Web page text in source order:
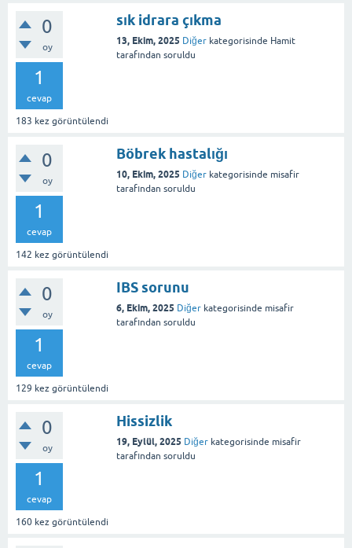
0
oy
1
cevap
183 kez görüntülendi
sık idrara çıkma
13, Ekim, 2025 Diğer kategorisinde Hamit
tarafından soruldu
0
oy
1
cevap
142 kez görüntülendi
Böbrek hastalığı
10, Ekim, 2025 Diğer kategorisinde misafir
tarafından soruldu
0
oy
1
cevap
129 kez görüntülendi
IBS sorunu
6, Ekim, 2025 Diğer kategorisinde misafir
tarafından soruldu
0
oy
1
cevap
160 kez görüntülendi
Hissizlik
19, Eylül, 2025 Diğer kategorisinde misafir
tarafından soruldu